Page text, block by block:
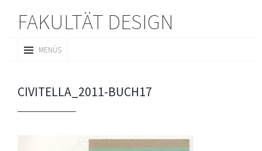
FAKULTÄT DESIGN
MENÜS
INHALT
CIVITELLA_2011-BUCH17